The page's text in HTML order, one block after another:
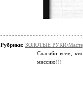
Рубрики: ЗОЛОТЫЕ РУКИ/
Спасибо всем,
миссию!!!